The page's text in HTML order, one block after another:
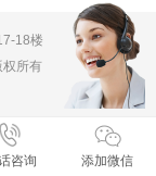
18楼
所有
咨询 添加微信